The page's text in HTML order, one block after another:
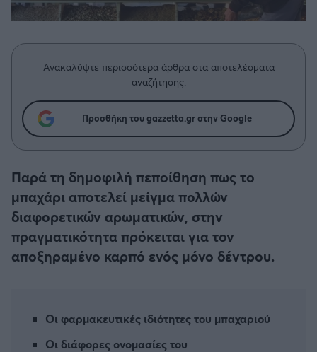
Δημήτρης Τσορμπατζόγλου
Άρης
Βόλος
Ατρόμητος Αθηνών
Κηφισιά
Αστέρας Τρίπολης
Καλαμάτα
Συνεντεύξεις
Ανακαλύψτε περισσότερα άρθρα στα αποτελέσματα
αναζήτησης.
Προσθήκη του gazzetta.gr στην Google
Παρά τη δημοφιλή πεποίθηση πως το
μπαχάρι αποτελεί μείγμα πολλών
διαφορετικών αρωματικών, στην
πραγματικότητα πρόκειται για τον
αποξηραμένο καρπό ενός μόνο δέντρου.
Οι φαρμακευτικές ιδιότητες του μπαχαριού
Οι διάφορες ονομασίες του